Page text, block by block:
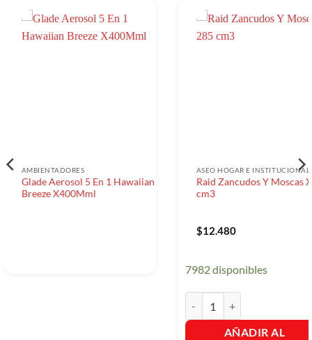
AMBIENTADORES
Glade Aerosol 5 En 1 Hawaiian
Breeze X400Mml
ASEO HOGAR E INSTITUCIONAL
Raid Zancudos Y Moscas
cm3
$12.480
7982 disponibles
AÑADIR AL